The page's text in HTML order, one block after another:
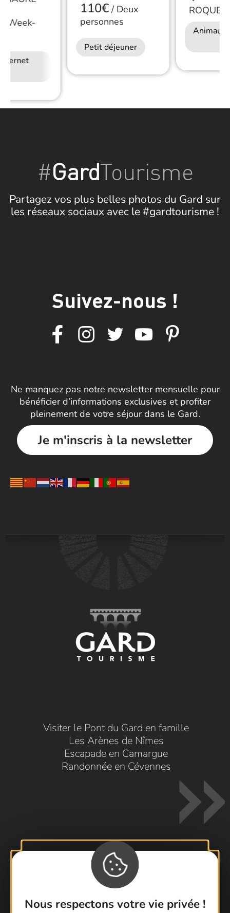
Nous respectons votre vie privée !
Week-
110€/Deux
personnes
Petit déjeuner
Animaux
#GardTourisme
Partagez vos plus belles photos du Gard sur
les réseaux sociaux avec le #gardtourisme !
Suivez-nous !
Ne manquez pas notre newsletter mensuelle pour
bénéficier d’informations exclusives et profiter
pleinement de votre séjour dans le Gard.
Je m'inscris à la newsletter
Visiter le Pont du Gard en famille
Les Arènes de Nîmes
Escapade en Camargue
Randonnée en Cévennes
Contactez-nous !
Foire aux questions
Brochures